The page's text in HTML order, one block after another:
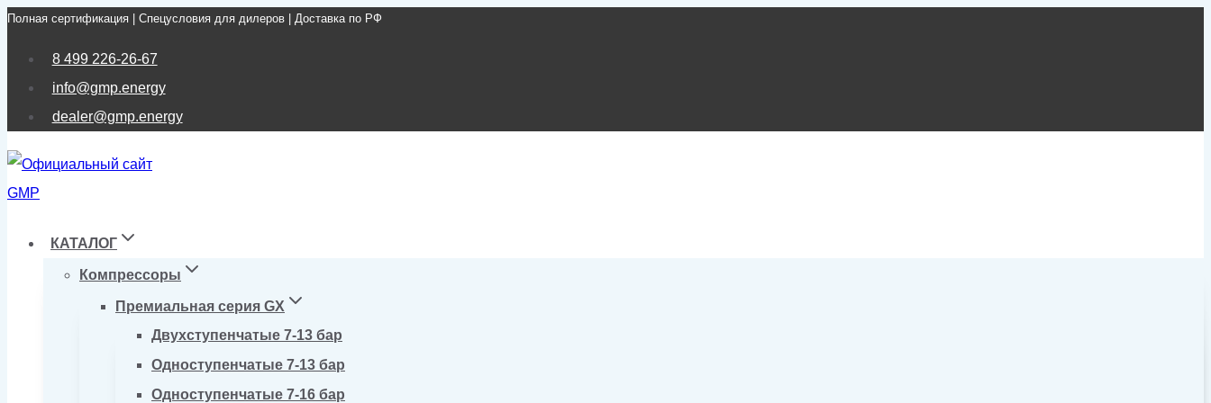
Перейти
Полная сертификация | Спецусловия для дилеров | Доставка по РФ
8 499 226-26-67
info@gmp.energy
dealer@gmp.energy
КАТАЛОГ
Компрессоры
Премиальная серия GX
Двухступенчатые 7-13 бар
Одноступенчатые 7-13 бар
Одноступенчатые 7-16 бар